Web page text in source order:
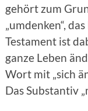
gehört zum
„umdenken“,
Testament ist
ganze Leben
Wort mit „sich
Das Substantiv